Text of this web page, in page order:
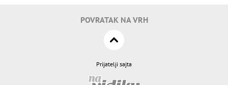
POVRATAK NA VRH
Prijatelji sajta